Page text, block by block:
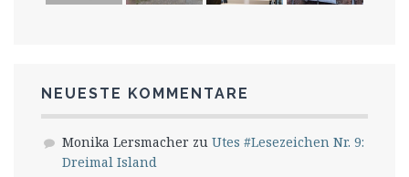
NEUESTE KOMMENTARE
Monika Lersmacher zu Utes #Lesezeichen Nr. 9:
Dreimal Island